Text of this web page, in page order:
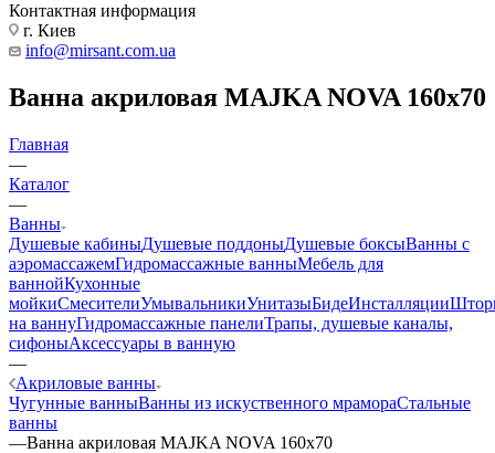
Контактная информация
г. Киев
info@mirsant.com.ua
Ванна акриловая MAJKA NOVA 160x70
Главная
—
Каталог
—
Ванны
Душевые кабиныДушевые поддоныДушевые боксыВанны с
аэромассажемГидромассажные ванныМебель для
ваннойКухонные
мойкиСмесителиУмывальникиУнитазыБидеИнсталляции
на ваннуГидромассажные панелиТрапы, душевые каналы,
сифоныАксессуары в ванную
—
Акриловые ванны
Чугунные ванныВанны из искуственного мрамораСтальные
ванны
—Ванна акриловая MAJKA NOVA 160x70